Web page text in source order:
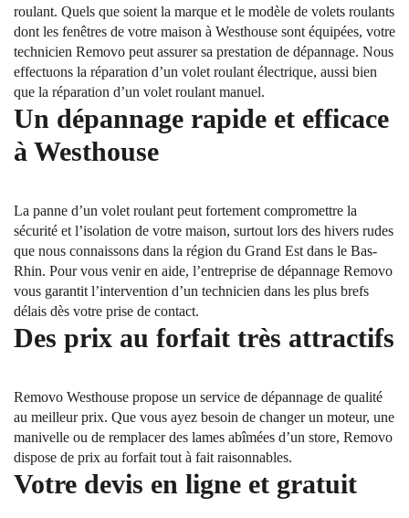
roulant. Quels que soient la marque et le modèle de volets roulants
dont les fenêtres de votre maison à Westhouse sont équipées, votre
technicien Removo peut assurer sa prestation de dépannage. Nous
effectuons la réparation d’un volet roulant électrique, aussi bien
que la réparation d’un volet roulant manuel.
Un dépannage rapide et efficace
à Westhouse
La panne d’un volet roulant peut fortement compromettre la
sécurité et l’isolation de votre maison, surtout lors des hivers rudes
que nous connaissons dans la région du Grand Est dans le Bas-
Rhin. Pour vous venir en aide, l’entreprise de dépannage Removo
vous garantit l’intervention d’un technicien dans les plus brefs
délais dès votre prise de contact.
Des prix au forfait très attractifs
Removo Westhouse propose un service de dépannage de qualité
au meilleur prix. Que vous ayez besoin de changer un moteur, une
manivelle ou de remplacer des lames abîmées d’un store, Removo
dispose de prix au forfait tout à fait raisonnables.
Votre devis en ligne et gratuit